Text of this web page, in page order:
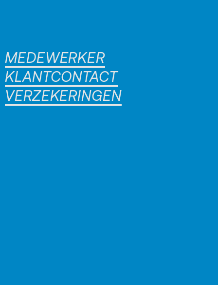
MEDEWERKER
KLANTCONTACT
VERZEKERINGEN